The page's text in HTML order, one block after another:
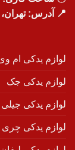
📍 آدرس: تهران،
لوازم یدکی ام
لوازم یدکی جک
لوازم یدکی جیلی
لوازم یدکی چری